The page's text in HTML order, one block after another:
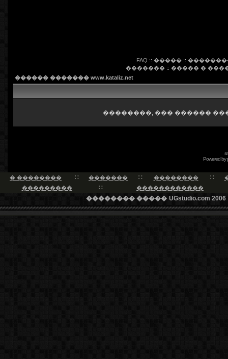
FAQ :: ����� ::
�������:: ����� �
������ ������� www.kataliz.net
��������, ��� ������
Powered by
� �������� ������� ��������
���������
������������
�������� ����� UGstudio.com 2006